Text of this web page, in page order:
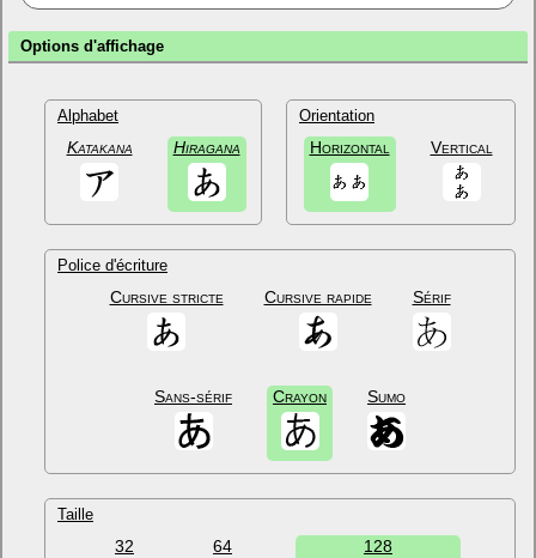
Options d'affichage
Alphabet
Katakana Hiragana
Orientation
Horizontal Vertical
Police d'écriture
Cursive stricte Cursive rapide Sérif
Sans-sérif Crayon Sumo
Taille
32 64 128